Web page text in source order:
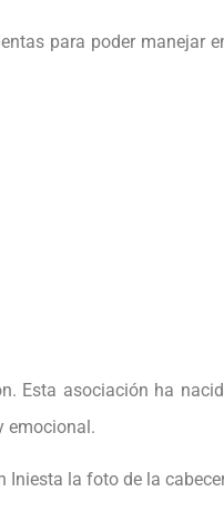
para poder manejar
Esta asociación ha
emocional.
la foto de la